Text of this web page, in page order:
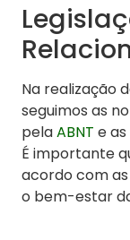
Na realização
seguimos as
pelaABNT e
É importante
acordo com
o bem-estar